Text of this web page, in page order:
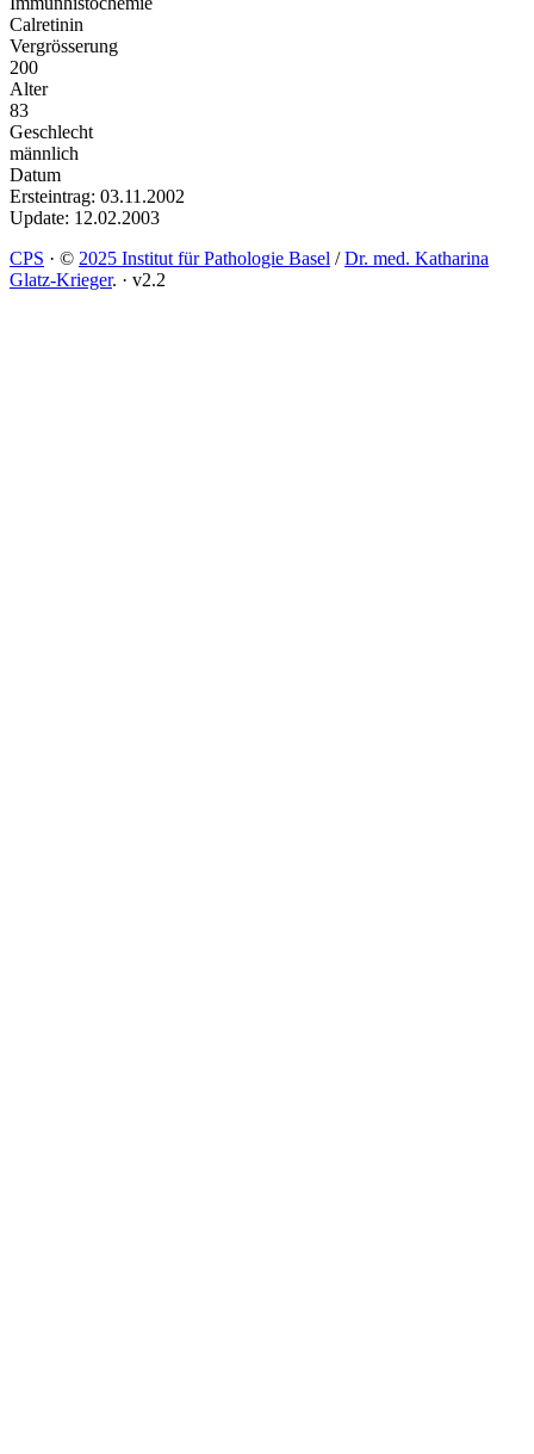
Calretinin
Vergrösserung
200
Alter
83
Geschlecht
männlich
Datum
Ersteintrag: 03.11.2002
Update: 12.02.2003
CPS · © 2025 Institut für Pathologie Basel /Dr. med. Katharina
Glatz-Krieger. · v2.2